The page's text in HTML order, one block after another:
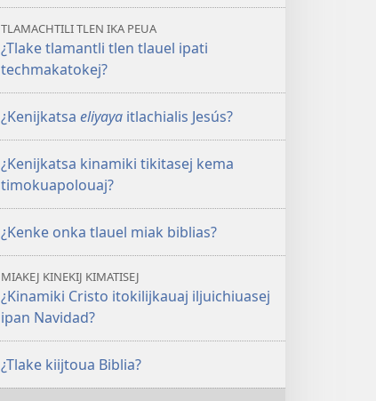
techmakatokej?
TLAMACHTILI TLEN IKA PEUA
¿Tlake tlamantli tlen tlauel ipati
techmakatokej?
¿Kenijkatsa eliyaya itlachialis Jesús?
¿Kenijkatsa kinamiki tikitasej kema
timokuapolouaj?
¿Kenke onka tlauel miak biblias?
MIAKEJ KINEKIJ KIMATISEJ
¿Kinamiki Cristo itokilijkauaj iljuichiuasej
ipan Navidad?
¿Tlake kiijtoua Biblia?